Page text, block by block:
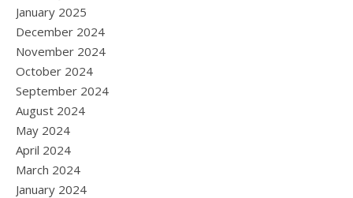
January 2025
December 2024
November 2024
October 2024
September 2024
August 2024
May 2024
April 2024
March 2024
January 2024